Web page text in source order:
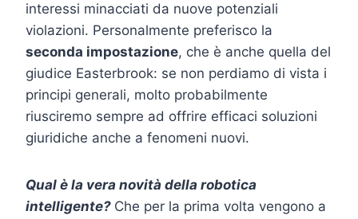
interessi minacciati da nuove potenziali
violazioni. Personalmente preferisco la
seconda impostazione, che è anche quella del
giudice Easterbrook: se non perdiamo di vista i
principi generali, molto probabilmente
riusciremo sempre ad offrire efficaci soluzioni
giuridiche anche a fenomeni nuovi.
Qual è la vera novità della robotica
intelligente? Che per la prima volta vengono a